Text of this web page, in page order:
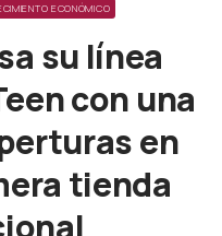
ECONÓMICO
su línea
con una
en
tienda